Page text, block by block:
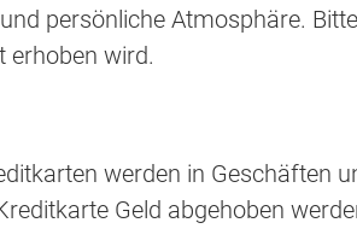
persönliche Atmosphäre.
erhoben wird.
werden in Geschäften
Geld abgehoben